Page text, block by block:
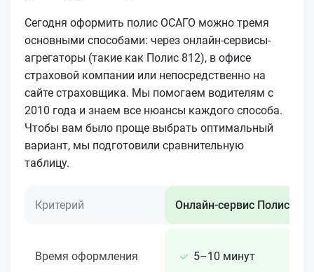
Сегодня оформить полис ОСАГО можно тремя
основными способами: через онлайн-сервисы-
агрегаторы (такие как Полис 812), в офисе
страховой компании или непосредственно на
сайте страховщика. Мы помогаем водителям с
2010 года и знаем все нюансы каждого способа.
Чтобы вам было проще выбрать оптимальный
вариант, мы подготовили сравнительную
таблицу.
Критерий Онлайн-сервис Полис 812
Время оформления 5–10 минут